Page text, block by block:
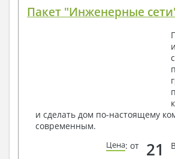
План координационных осей
Поэтажные маркировочные
Разрезы и состав
Фасады с ведомостью
Элементы проемов –
Ведомость перемычек –
спецификация
Экспликация полов
Архитектурные узлы в
Пакет "Инженерные
и сделать дом по-настоящему
современным.
Цена: от 21